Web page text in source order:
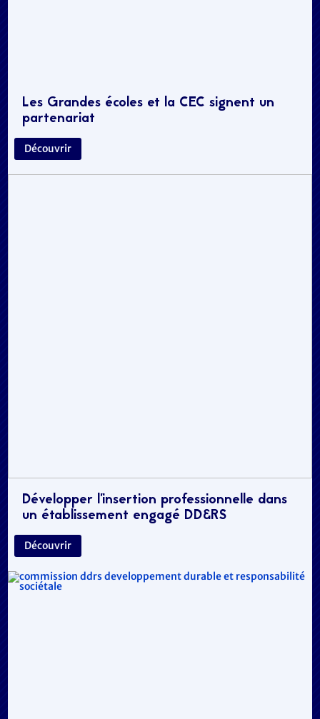
Les Grandes écoles et la CEC signent un
partenariat
Découvrir
Développer l’insertion professionnelle dans
un établissement engagé DD&RS
Découvrir